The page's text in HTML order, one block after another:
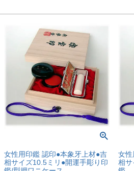
女性用印鑑 認印●本象牙上材●吉
相サイズ10.5ミリ●開運手彫り印
女性
相サ